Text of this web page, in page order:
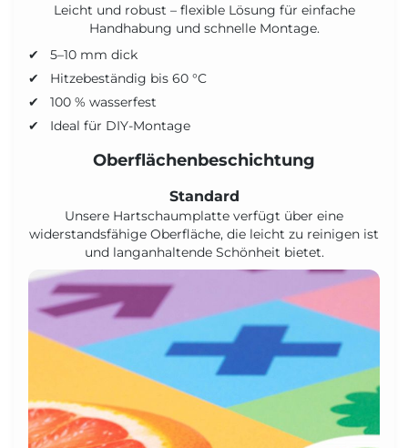
Leicht und robust – flexible Lösung für einfache
Handhabung und schnelle Montage.
5–10 mm dick
Hitzebeständig bis 60 °C
100 % wasserfest
Ideal für DIY-Montage
Oberflächenbeschichtung
Standard
Unsere Hartschaumplatte verfügt über eine
widerstandsfähige Oberfläche, die leicht zu reinigen ist
und langanhaltende Schönheit bietet.